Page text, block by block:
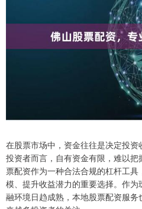
在股票市场中，资金往往是决定投
投资者而言，自有资金有限，难以
票配资作为一种合法合规的杠杆工
模、提升收益潜力的重要选择。作
融环境日趋成熟，本地股票配资服